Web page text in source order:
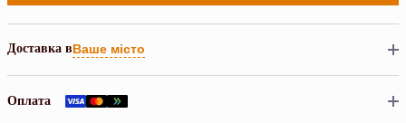
Доставка вВаше місто
Оплата